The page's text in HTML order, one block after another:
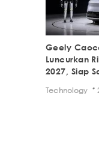
Geely
Luncurkan
2027, Siap
Technology ·